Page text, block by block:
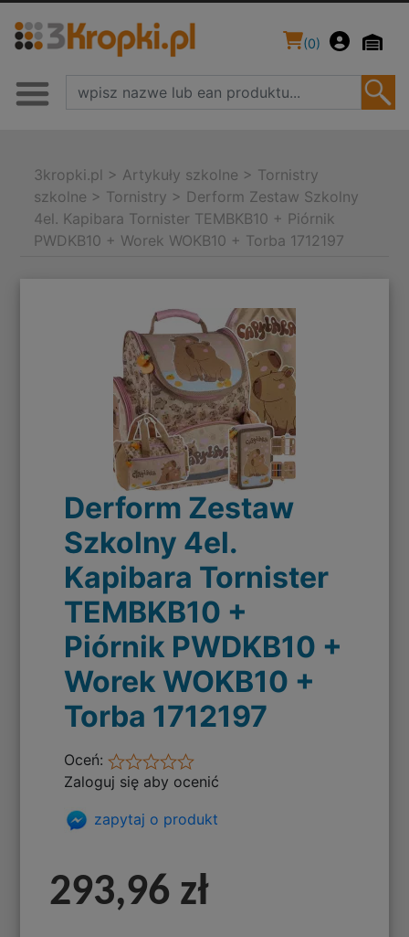
(0)
3kropki.pl > Artykuły szkolne > Tornistry
szkolne > Tornistry > Derform Zestaw Szkolny
4el. Kapibara Tornister TEMBKB10 + Piórnik
PWDKB10 + Worek WOKB10 + Torba 1712197
Derform Zestaw
Szkolny 4el.
Kapibara Tornister
TEMBKB10 +
Piórnik PWDKB10 +
Worek WOKB10 +
Torba 1712197
Oceń:
Zaloguj się aby ocenić
zapytaj o produkt
293,96 zł